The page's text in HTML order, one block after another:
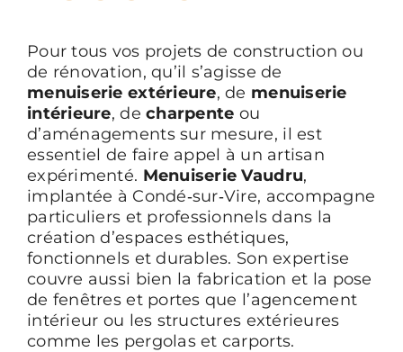
Pour tous vos projets de construction ou
de rénovation, qu’il s’agisse de
menuiserie extérieure, de menuiserie
intérieure, decharpente ou
d’aménagements sur mesure, il est
essentiel de faire appel à un artisan
expérimenté. Menuiserie Vaudru,
implantée à Condé‑sur‑Vire, accompagne
particuliers et professionnels dans la
création d’espaces esthétiques,
fonctionnels et durables. Son expertise
couvre aussi bien la fabrication et la pose
de fenêtres et portes que l’agencement
intérieur ou les structures extérieures
comme les pergolas et carports.